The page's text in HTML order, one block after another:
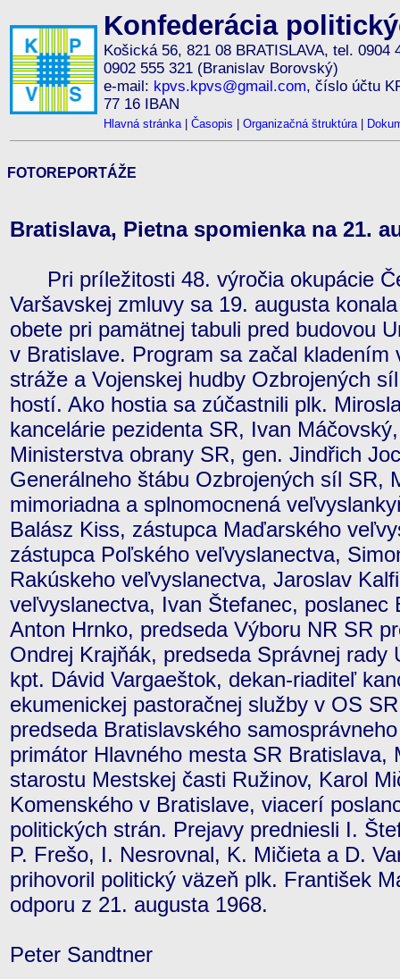
Konfederácia
Košická 56, 821 08 BRATISLAVA, tel. 0904
0902 555 321 (Branislav Borovský)
e-mail: kpvs.kpvs@gmail.com, číslo účtu
77 16 IBAN
Hlavná stránka| Časopis Organizačná štruktúra|
FOTOREPORTÁŽE
Bratislava, Pietna spomienka na 21.
Pri príležitosti 48. výročia okupácie
Varšavskej zmluvy sa 19. augusta
obete pri pamätnej tabuli pred budovou
v Bratislave. Program sa začal kladením
stráže a Vojenskej hudby Ozbrojených
hostí. Ako hostia sa zúčastnili plk.
kancelárie pezidenta SR, Ivan
Ministerstva obrany SR, gen. Jindřich
Generálneho štábu Ozbrojených síl SR,
mimoriadna a splnomocnená
Balász Kiss, zástupca Maďarského
zástupca Poľského veľvyslanectva,
Rakúskeho veľvyslanectva, Jaroslav
veľvyslanectva, Ivan Štefanec, poslanec
Anton Hrnko, predseda Výboru NR SR
Ondrej Krajňák, predseda Správnej rady
kpt. Dávid Vargaeštok, dekan-riaditeľ
ekumenickej pastoračnej služby v OS
predseda Bratislavského
primátor Hlavného mesta SR Bratislava,
starostu Mestskej časti Ružinov, Karol
Komenského v Bratislave, viacerí
politických strán. Prejavy predniesli I.
P. Frešo, I. Nesrovnal, K. Mičieta a D.
prihovoril politický väzeň plk. František
odporu z 21. augusta 1968.
Peter Sandtner